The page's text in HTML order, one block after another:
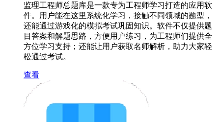
监理工程师总题库是一款专为工程师学习打造的应用软
件。用户能在这里系统化学习，接触不同领域的题型，
还能通过游戏化的模拟考试巩固知识。软件不仅提供题
目答案和解题思路，方便用户练习，为工程师们提供全
方位学习支持；还能让用户获取名师解析，助力大家轻
松通过考试。
查看